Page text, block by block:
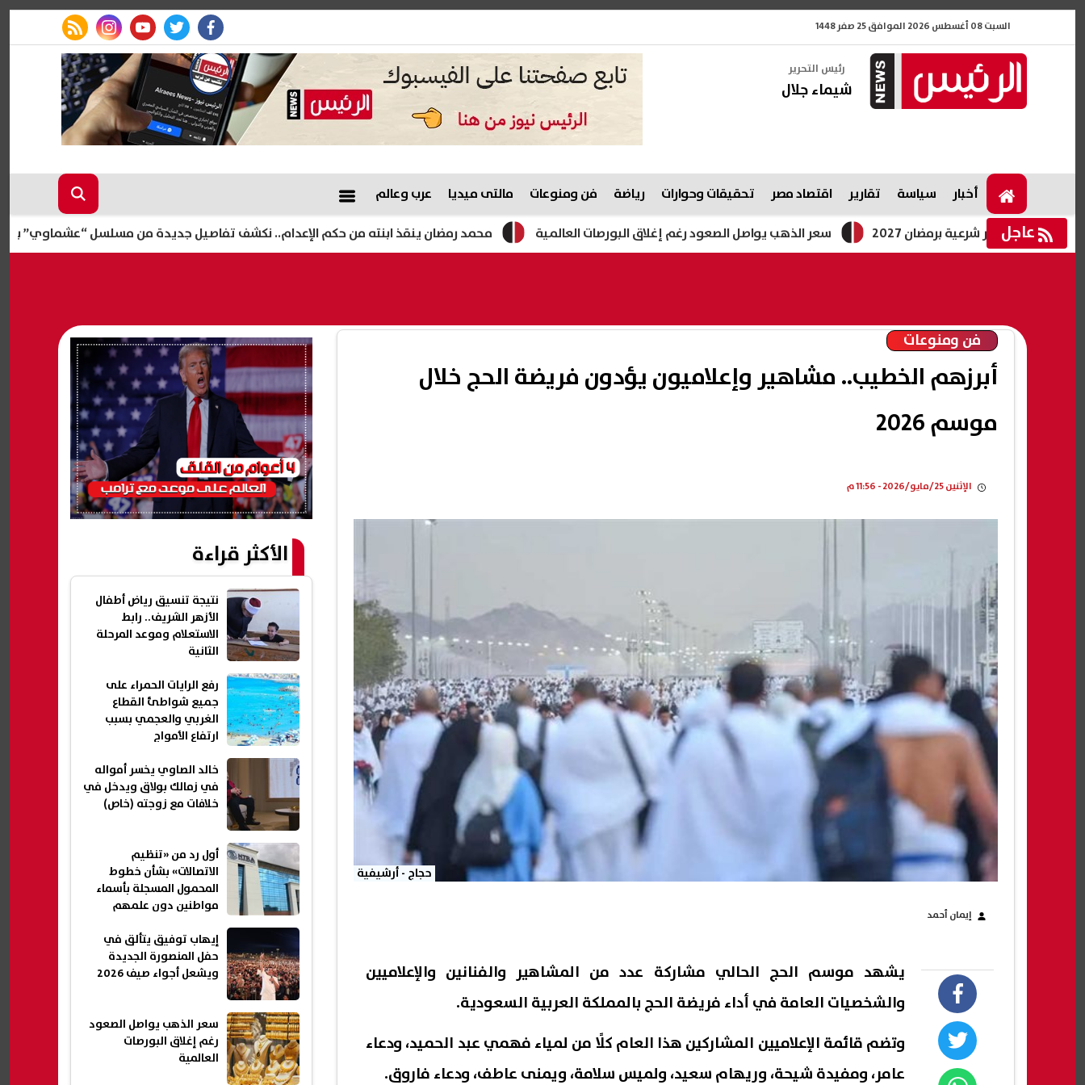
السبت 08 أغسطس 2026 الموافق 25 صفر 1448
facebook
twitter
youtube
instagram
rss feed
رئيس التحرير
شيماء جلال
أخبار سياسة تقارير اقتصاد مصر تحقيقات وحوارات رياضة فن ومنوعات مالتى ميديا عرب وعالم
عاجل محمد رمضان ينقذ ابنته من حكم الإعدام.. نكشف تفاصيل جديدة من مسلسل “عشماوي” برمضان 2027 (خاص) سعر الذهب يواصل الصعود رغم إغلاق البورصات العالمية غير شرعية برمضان 2027
فن ومنوعات
أبرزهم الخطيب.. مشاهير وإعلاميون يؤدون فريضة الحج خلال
موسم 2026
الإثنين 25/مايو/2026 - 11:56 م
حجاج - أرشيفية
إيمان أحمد
يشهد موسم الحج الحالي مشاركة عدد من المشاهير والفنانين والإعلاميين
والشخصيات العامة في أداء فريضة الحج بالمملكة العربية السعودية.
وتضم قائمة الإعلاميين المشاركين هذا العام كلًا من لمياء فهمي عبد الحميد، ودعاء
عامر، ومفيدة شيحة، وريهام سعيد، ولميس سلامة، ويمنى عاطف، ودعاء فاروق.
الأكثر قراءة
نتيجة تنسيق رياض أطفال
الأزهر الشريف.. رابط
الاستعلام وموعد المرحلة
الثانية
رفع الرايات الحمراء على
جميع شواطئ القطاع
الغربي والعجمي بسبب
ارتفاع الأمواج
خالد الصاوي يخسر أمواله
في زمالك بولاق ويدخل في
خلافات مع زوجته (خاص)
أول رد من «تنظيم
الاتصالات» بشأن خطوط
المحمول المسجلة بأسماء
مواطنين دون علمهم
إيهاب توفيق يتألق في
حفل المنصورة الجديدة
ويشعل أجواء صيف 2026
سعر الذهب يواصل الصعود
رغم إغلاق البورصات
العالمية